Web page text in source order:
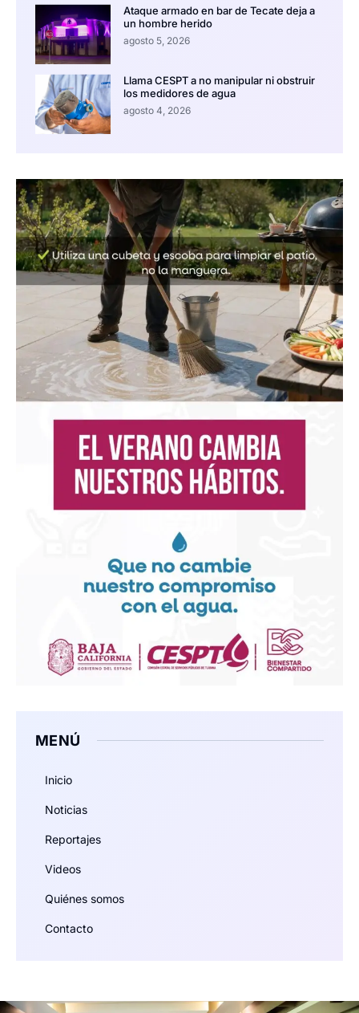
Ataque armado en bar de Tecate deja a
un hombre herido
agosto 5, 2026
Llama CESPT a no manipular ni obstruir
los medidores de agua
agosto 4, 2026
MENÚ
Inicio
Noticias
Reportajes
Videos
Quiénes somos
Contacto